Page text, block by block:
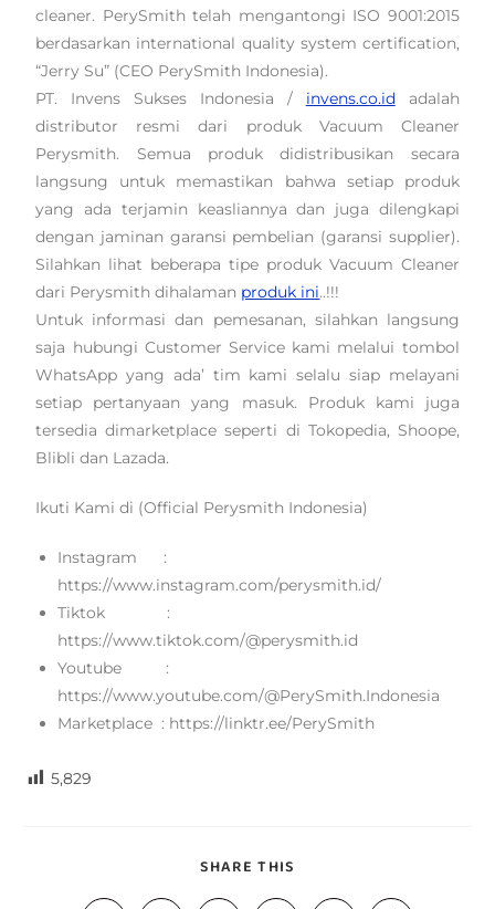
cleaner. PerySmith telah mengantongi ISO 9001:2015
berdasarkan international quality system certification,
“Jerry Su” (CEO PerySmith Indonesia).
PT. Invens Sukses Indonesia / invens.co.idadalah
distributor resmi dari produk Vacuum Cleaner
Perysmith. Semua produk didistribusikan secara
langsung untuk memastikan bahwa setiap produk
yang ada terjamin keasliannya dan juga dilengkapi
dengan jaminan garansi pembelian (garansi supplier).
Silahkan lihat beberapa tipe produk Vacuum Cleaner
dari Perysmith dihalaman produk ini..!!!
Untuk informasi dan pemesanan, silahkan langsung
saja hubungi Customer Service kami melalui tombol
WhatsApp yang ada’ tim kami selalu siap melayani
setiap pertanyaan yang masuk. Produk kami juga
tersedia dimarketplace seperti di Tokopedia, Shoope,
Blibli dan Lazada.
Ikuti Kami di (Official Perysmith Indonesia)
Instagram :
https://www.instagram.com/perysmith.id/
Tiktok :
https://www.tiktok.com/@perysmith.id
Youtube :
https://www.youtube.com/@PerySmith.Indonesia
Marketplace : https://linktr.ee/PerySmith
5,829
SHARE THIS